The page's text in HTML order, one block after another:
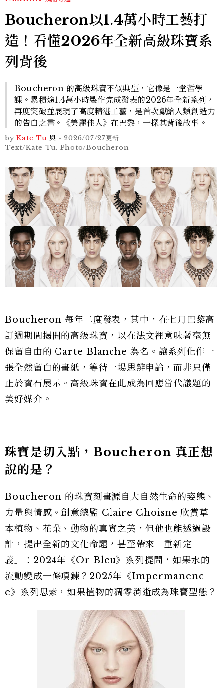
Boucheron以1.4萬小時工藝打
造！看懂2026年全新高級珠寶系
列背後
Boucheron 的高級珠寶不似典型，它像是一堂哲學
課。累積逾1.4萬小時製作完成發表的2026年全新系列，
再度突破並展現了高度精湛工藝，是首次獻給人類創造力
的告白之書。《美麗佳人》在巴黎，一探其背後故事。
by Kate Tu 與 -2026/07/27更新
Text/Kate Tu. Photo/Boucheron
Boucheron 每年二度發表，其中，在七月巴黎高
訂週期間揭開的高級珠寶，以在法文裡意味著毫無
保留自由的 Carte Blanche 為名。讓系列化作一
張全然留白的畫紙，等待一場思辨申論，而非只僅
止於寶石展示。高級珠寶在此成為回應當代議題的
美好媒介。
珠寶是切入點，Boucheron 真正想
說的是？
Boucheron 的珠寶刻畫源自大自然生命的姿態、
力量與情感。創意總監 Claire Choisne 欣賞草
本植物、花朵、動物的真實之美，但他也能透過設
計，提出全新的文化命題，甚至帶來「重新定
義」： 2024年《Or Bleu》系列 提問，如果水的
流動變成一條項鍊？ 2025年《Impermanenc
e》系列 思索，如果植物的凋零消逝成為珠寶型態？